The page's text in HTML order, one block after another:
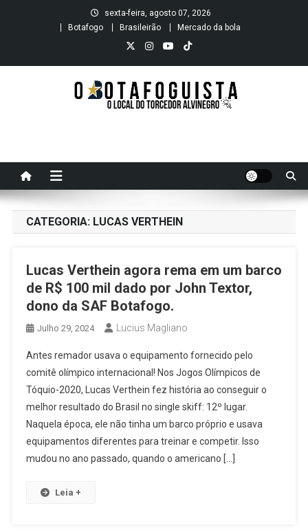
sexta-feira, agosto 07, 2026
Botafogo
Brasileirão Mercado da bola
CATEGORIA: LUCAS VERTHEIN
Lucas Verthein agora rema em um barco
de R$ 100 mil dado por John Textor,
dono da SAF Botafogo.
Julho 29, 2024 Lucius Magliano
Antes remador usava o equipamento fornecido pelo
comitê olímpico internacional! Nos Jogos Olímpicos de
Tóquio-2020, Lucas Verthein fez história ao conseguir o
melhor resultado do Brasil no single skiff: 12º lugar.
Naquela época, ele não tinha um barco próprio e usava
equipamentos diferentes para treinar e competir. Isso
mudou no ano passado, quando o americano […]
Leia +